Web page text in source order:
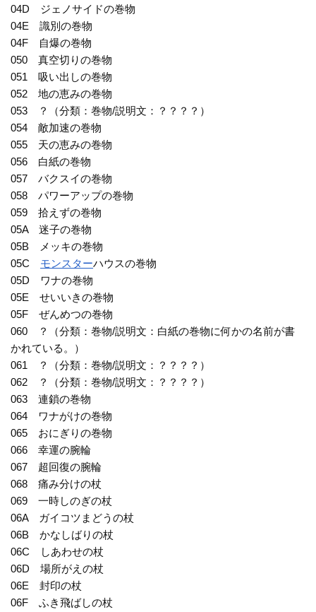
04D ジェノサイドの巻物
04E 識別の巻物
04F 自爆の巻物
050 真空切りの巻物
051 吸い出しの巻物
052 地の恵みの巻物
053 ？（分類：巻物/説明文：？？？？）
054 敵加速の巻物
055 天の恵みの巻物
056 白紙の巻物
057 バクスイの巻物
058 パワーアップの巻物
059 拾えずの巻物
05A 迷子の巻物
05B メッキの巻物
05C モンスターハウスの巻物
05D ワナの巻物
05E せいいきの巻物
05F ぜんめつの巻物
060 ？（分類：巻物/説明文：白紙の巻物に何かの名前が書
かれている。）
061 ？（分類：巻物/説明文：？？？？）
062 ？（分類：巻物/説明文：？？？？）
063 連鎖の巻物
064 ワナがけの巻物
065 おにぎりの巻物
066 幸運の腕輪
067 超回復の腕輪
068 痛み分けの杖
069 一時しのぎの杖
06A ガイコツまどうの杖
06B かなしばりの杖
06C しあわせの杖
06D 場所がえの杖
06E 封印の杖
06F ふき飛ばしの杖